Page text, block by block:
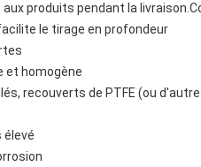
produits pendant la
le tirage en profondeur
et homogène
recouverts de PTFE (ou
élevé